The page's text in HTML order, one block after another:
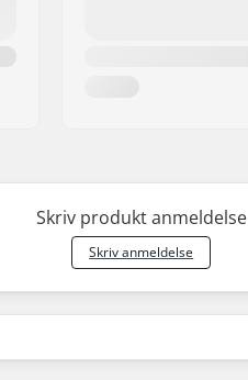
Skriv produkt anmeldelse
Skriv anmeldelse